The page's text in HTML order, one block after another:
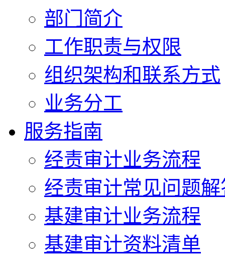
部门简介
工作职责与权限
组织架构和联系方式
业务分工
服务指南
经责审计业务流程
经责审计常见问题解
基建审计业务流程
基建审计资料清单